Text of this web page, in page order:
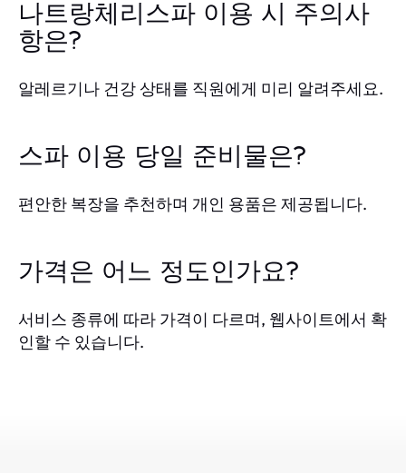
나트랑체리스파 이용 시 주의사
항은?
알레르기나 건강 상태를 직원에게 미리 알려주세요.
스파 이용 당일 준비물은?
편안한 복장을 추천하며 개인 용품은 제공됩니다.
가격은 어느 정도인가요?
서비스 종류에 따라 가격이 다르며, 웹사이트에서 확
인할 수 있습니다.